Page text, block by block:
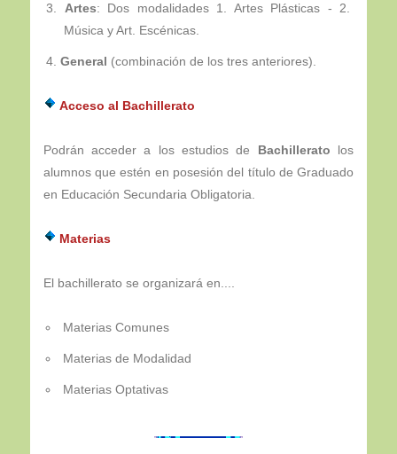
Artes: Dos modalidades 1. Artes Plásticas - 2.
Música y Art. Escénicas.
General (combinación de los tres anteriores).
Acceso al Bachillerato
Podrán acceder a los estudios de Bachillerato los
alumnos que estén en posesión del título de Graduado
en Educación Secundaria Obligatoria.
Materias
El bachillerato se organizará en....
Materias Comunes
Materias de Modalidad
Materias Optativas